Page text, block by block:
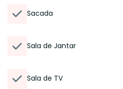
Sacada
Sala de Jantar
Sala de TV